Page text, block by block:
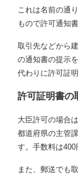
これは名前の通
もので許可通知
取引先などから
の通知書の提示
代わりに許可証
許可証明書の
大臣許可の場合
都道府県の主管
す。手数料は400
また、郵送でも